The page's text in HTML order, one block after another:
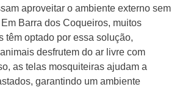
aproveitar o ambiente externo sem
Barra dos Coqueiros, muitos
têm optado por essa solução,
desfrutem do ar livre com
as telas mosquiteiras ajudam a
garantindo um ambiente